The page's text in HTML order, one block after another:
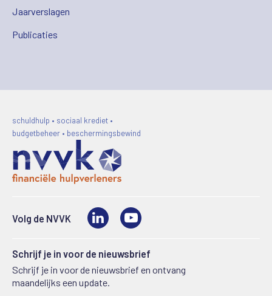
Jaarverslagen
Publicaties
schuldhulp • sociaal krediet •
budgetbeheer • beschermingsbewind
Volg de NVVK LinkedIn
Schrijf je in voor de nieuwsbrief
Schrijf je in voor de nieuwsbrief en ontvang
maandelijks een update.